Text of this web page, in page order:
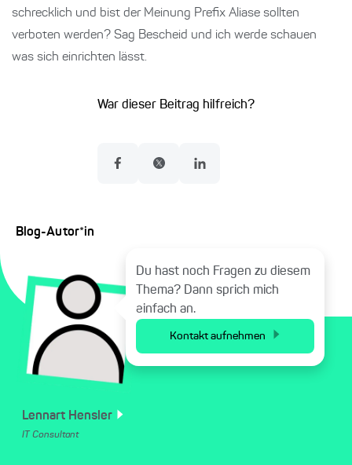
schrecklich und bist der Meinung Prefix Aliase sollten
verboten werden? Sag Bescheid und ich werde schauen
was sich einrichten lässt.
War dieser Beitrag hilfreich?
Blog-Autor*in
Lennart Hensler
IT Consultant
Du hast noch Fragen zu diesem
Thema? Dann sprich mich
einfach an.
Kontakt aufnehmen